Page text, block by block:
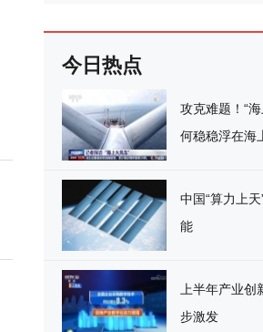
今日热点
攻克难题！“
何稳稳浮在海
中国“算力上
能
上半年产业
步激发